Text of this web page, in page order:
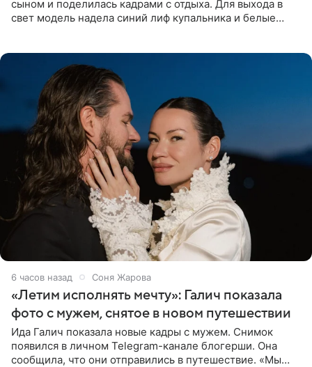
сыном и поделилась кадрами с отдыха. Для выхода в
свет модель надела синий лиф купальника и белые
6 часов назад Соня Жарова
«Летим исполнять мечту»: Галич показала
фото с мужем, снятое в новом путешествии
Ида Галич показала новые кадры с мужем. Снимок
появился в личном Telegram-канале блогерши. Она
сообщила, что они отправились в путешествие. «Мы